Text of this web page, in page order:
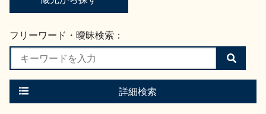
フリーワード・曖昧検索：
検
索
す
詳細検索